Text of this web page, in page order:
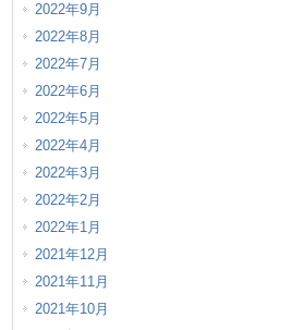
2022年9月
2022年8月
2022年7月
2022年6月
2022年5月
2022年4月
2022年3月
2022年2月
2022年1月
2021年12月
2021年11月
2021年10月